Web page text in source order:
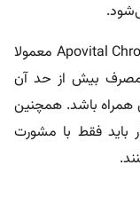
دقت کنید که دوز مصرفی ایمن قرص Apovital Chrom 200 معمولا
است و مصرف بیش از حد آن
همراه باشد. همچنین
باید فقط با مشورت